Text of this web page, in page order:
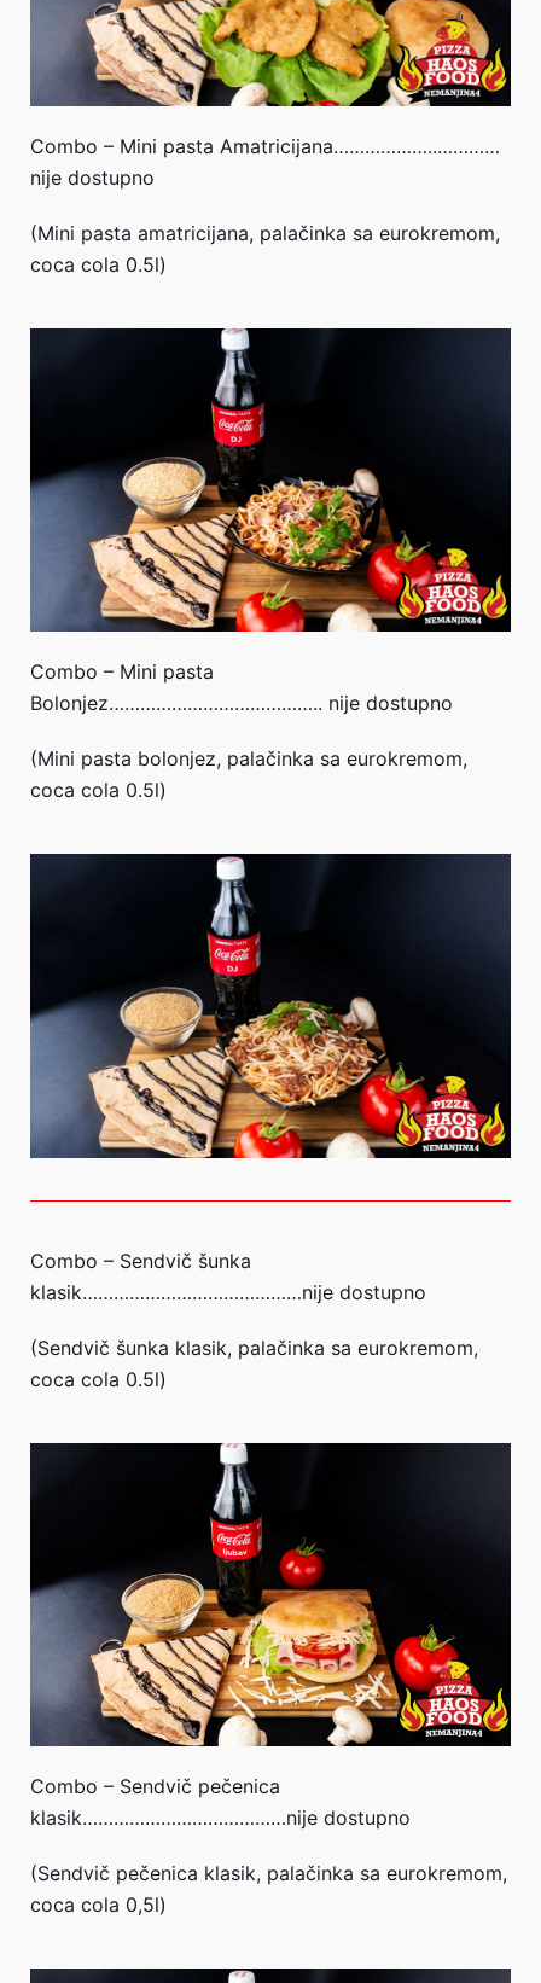
Combo – Mini pasta Amatricijana………………..…………
nije dostupno
(Mini pasta amatricijana, palačinka sa eurokremom,
coca cola 0.5l)
Combo – Mini pasta
Bolonjez………………………………….. nije dostupno
(Mini pasta bolonjez, palačinka sa eurokremom,
coca cola 0.5l)
Combo – Sendvič šunka
klasik……………………………………nije dostupno
(Sendvič šunka klasik, palačinka sa eurokremom,
coca cola 0.5l)
Combo – Sendvič pečenica
klasik…………………………………nije dostupno
(Sendvič pečenica klasik, palačinka sa eurokremom,
coca cola 0,5l)